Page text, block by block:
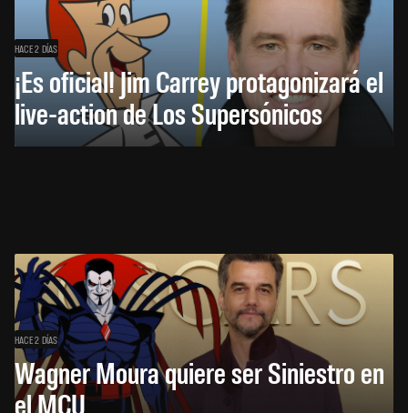
HACE 2 DÍAS
¡Es oficial! Jim Carrey protagonizará el
live-action de Los Supersónicos
HACE 2 DÍAS
Wagner Moura quiere ser Siniestro en
el MCU